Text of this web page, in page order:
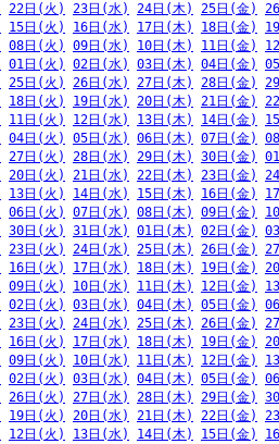
22日(火) 23日(水) 24日(木) 25日(金)
15日(火) 16日(水) 17日(木) 18日(金)
08日(火) 09日(水) 10日(木) 11日(金)
01日(火) 02日(水) 03日(木) 04日(金)
25日(火) 26日(水) 27日(木) 28日(金)
18日(火) 19日(水) 20日(木) 21日(金)
11日(火) 12日(水) 13日(木) 14日(金)
04日(火) 05日(水) 06日(木) 07日(金)
27日(火) 28日(水) 29日(木) 30日(金)
20日(火) 21日(水) 22日(木) 23日(金)
13日(火) 14日(水) 15日(木) 16日(金)
06日(火) 07日(水) 08日(木) 09日(金)
30日(火) 31日(水) 01日(木) 02日(金)
23日(火) 24日(水) 25日(木) 26日(金)
16日(火) 17日(水) 18日(木) 19日(金)
09日(火) 10日(水) 11日(木) 12日(金)
02日(火) 03日(水) 04日(木) 05日(金)
23日(火) 24日(水) 25日(木) 26日(金)
16日(火) 17日(水) 18日(木) 19日(金)
09日(火) 10日(水) 11日(木) 12日(金)
02日(火) 03日(水) 04日(木) 05日(金)
26日(火) 27日(水) 28日(木) 29日(金)
19日(火) 20日(水) 21日(木) 22日(金)
12日(火) 13日(水) 14日(木) 15日(金)